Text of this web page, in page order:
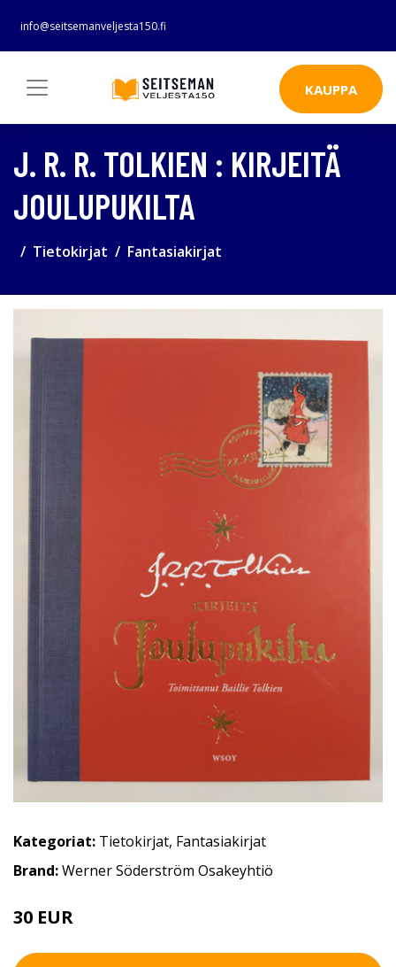
info@seitsemanveljesta150.fi
KAUPPA
J. R. R. TOLKIEN : KIRJEITÄ
JOULUPUKILTA
Tietokirjat Fantasiakirjat
Kategoriat: Tietokirjat, Fantasiakirjat
Brand:Werner Söderström Osakeyhtiö
30 EUR